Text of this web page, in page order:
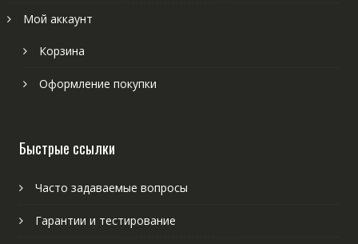
Мой аккаунт
Корзина
Оформление покупки
Быстрые ссылки
Часто задаваемые вопросы
Гарантии и тестирование